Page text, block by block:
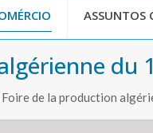
ASSUNTOS
du
de la production